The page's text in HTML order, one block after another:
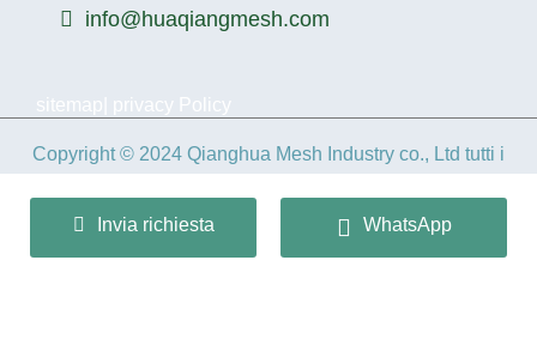
info@huaqiangmesh.com
sitemap privacy Policy
Copyright © 2024 Qianghua Mesh Industry co., Ltd tutti i
冀ICP备2026022362号-1
Invia richiesta WhatsApp